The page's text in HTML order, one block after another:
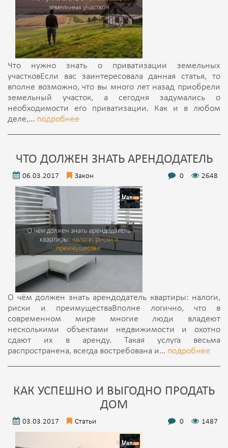
Что нужно знать о приватизации земельных
участковЕсли вас заинтересовала данная статья, то
вполне возможно, что вы много лет назад приобрели
земельный участок, а сегодня задумались о
необходимости его приватизации. Как и в любом
деле,... подробнее
ЧТО ДОЛЖЕН ЗНАТЬ АРЕНДОДАТЕЛЬ
06.03.2017 Закон 2648
0
О чём должен знать арендодатель квартиры: налоги,
риски и преимуществаВполне логично, что в
современном мире многие люди владеют
несколькими объектами недвижимости и охотно
сдают их в аренду. Такая услуга весьма
распространена, всегда востребована и... подробнее
КАК УСПЕШНО И ВЫГОДНО ПРОДАТЬ
ДОМ
03.03.2017 Статьи 1487
0